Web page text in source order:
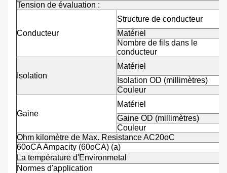
Tension de évaluation :
Conducteur
Structure de conducteur
Matériel
Nombre de fils dans le
conducteur
Isolation
Matériel
Isolation OD (millimètres)
Couleur
Gaine
Matériel
Gaine OD (millimètres)
Couleur
Ohm kilomètre de Max. Resistance AC20oC
60oCA Ampacity (60oCA) (a)
La température d'Environmetal
Normes d'application